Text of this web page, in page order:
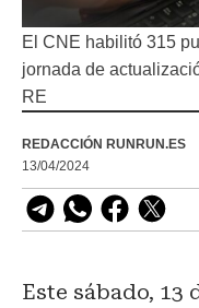
El CNE habilitó 315
jornada de
RE
REDACCIÓN RUNRUN.ES
13/04/2024
Este sábado,